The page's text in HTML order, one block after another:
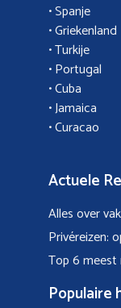
• Spanje
• Griekenland
• Turkije
•Portugal
•Cuba
•Jamaica
• Curacao
Actuele
Alles over
Privéreizen:
Top 6
Populaire